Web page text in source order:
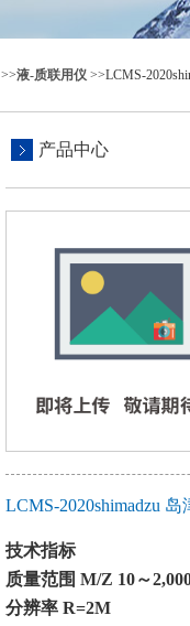
>>液-质联用仪 >>LCMS-
产品中心
LCMS-2020shimadzu
技术指标
质量范围 M/Z 10～
分辨率 R=2M